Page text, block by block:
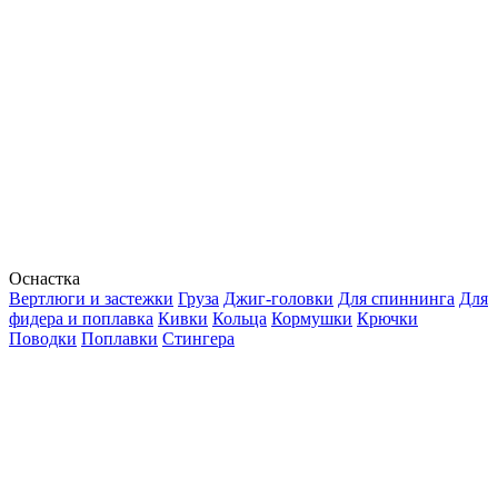
Оснастка
Вертлюги и застежки Груза Джиг-головки Для спиннинга Для
фидера и поплавка Кивки Кольца Кормушки Крючки
Поводки Поплавки Стингера